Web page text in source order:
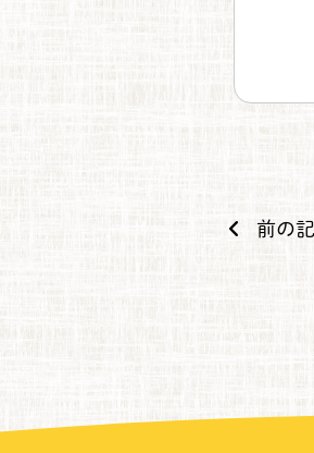
投
前の